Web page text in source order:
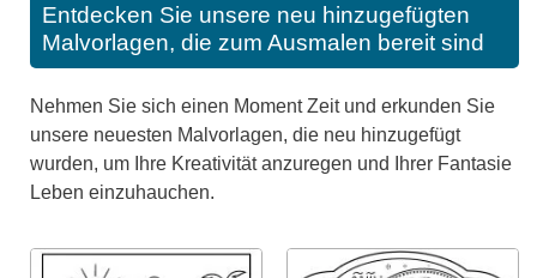
Entdecken Sie unsere neu hinzugefügten
Malvorlagen, die zum Ausmalen bereit sind
Nehmen Sie sich einen Moment Zeit und erkunden Sie
unsere neuesten Malvorlagen, die neu hinzugefügt
wurden, um Ihre Kreativität anzuregen und Ihrer Fantasie
Leben einzuhauchen.